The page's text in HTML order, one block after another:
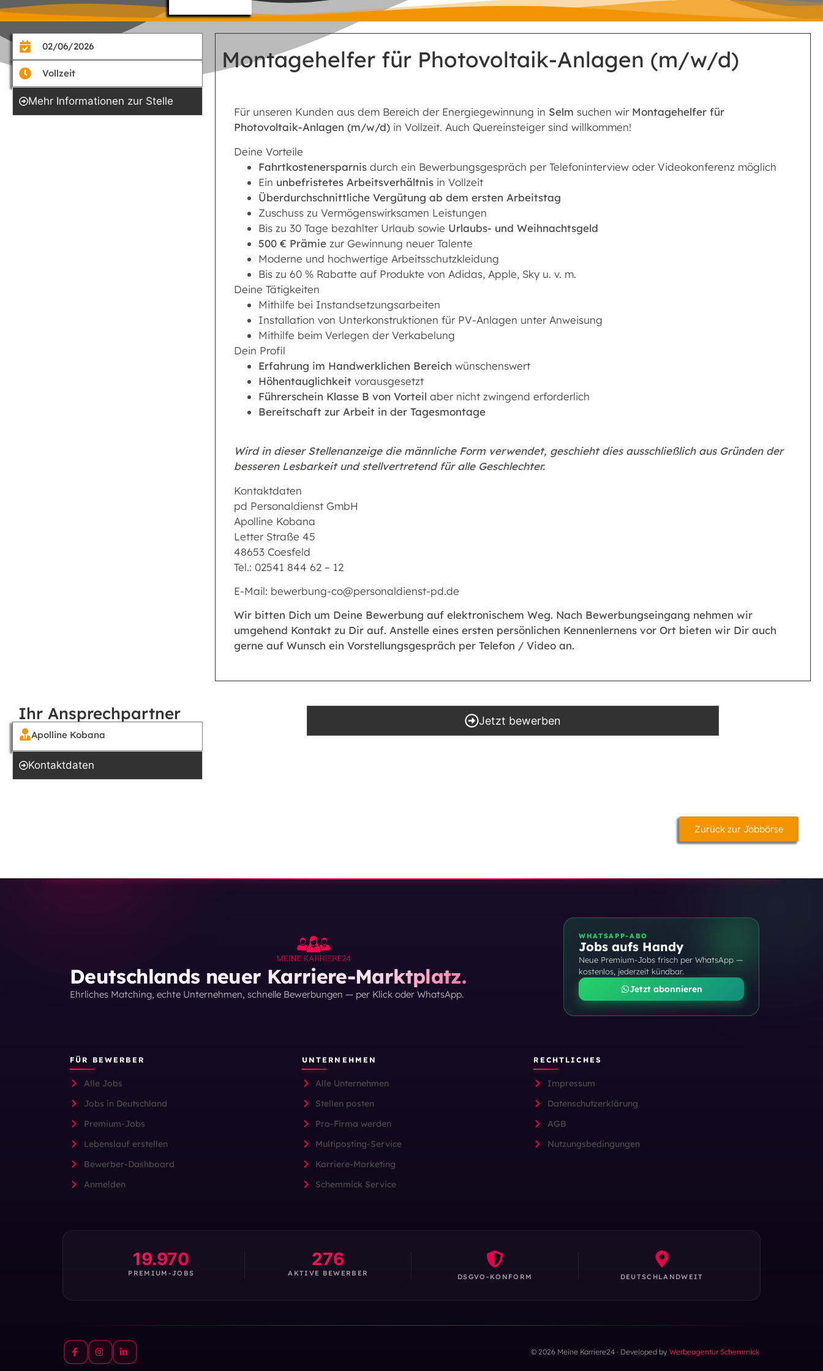
02/06/2026
Vollzeit
Mehr Informationen zur Stelle
Montagehelfer für Photovoltaik-Anlagen (m/w/d)
Für unseren Kunden aus dem Bereich der Energiegewinnung in Selm suchen wir Montagehelfer für
Photovoltaik-Anlagen (m/w/d) in Vollzeit. Auch Quereinsteiger sind willkommen!
Deine Vorteile
Fahrtkostenersparnis durch ein Bewerbungsgespräch per Telefoninterview oder Videokonferenz möglich
Ein unbefristetes Arbeitsverhältnis in Vollzeit
Überdurchschnittliche Vergütung ab dem ersten Arbeitstag
Zuschuss zu Vermögenswirksamen Leistungen
Bis zu 30 Tage bezahlter Urlaub sowie Urlaubs- und Weihnachtsgeld
500 € Prämie zur Gewinnung neuer Talente
Moderne und hochwertige Arbeitsschutzkleidung
Bis zu 60 % Rabatte auf Produkte von Adidas, Apple, Sky u. v. m.
Deine Tätigkeiten
Mithilfe bei Instandsetzungsarbeiten
Installation von Unterkonstruktionen für PV-Anlagen unter Anweisung
Mithilfe beim Verlegen der Verkabelung
Dein Profil
Erfahrung im Handwerklichen Bereich wünschenswert
Höhentauglichkeit vorausgesetzt
Führerschein Klasse B von Vorteil aber nicht zwingend erforderlich
Bereitschaft zur Arbeit in der Tagesmontage
Wird in dieser Stellenanzeige die männliche Form verwendet, geschieht dies ausschließlich aus Gründen der
besseren Lesbarkeit und stellvertretend für alle Geschlechter.
Kontaktdaten
pd Personaldienst GmbH
Apolline Kobana
Letter Straße 45
48653 Coesfeld
Tel.: 02541 844 62 – 12
E-Mail: bewerbung-co@personaldienst-pd.de
Wir bitten Dich um Deine Bewerbung auf elektronischem Weg. Nach Bewerbungseingang nehmen wir
umgehend Kontakt zu Dir auf. Anstelle eines ersten persönlichen Kennenlernens vor Ort bieten wir Dir auch
gerne auf Wunsch ein Vorstellungsgespräch per Telefon / Video an.
Ihr Ansprechpartner
Apolline Kobana
Kontakt­daten
Jetzt bewerben
Zurück zur Jobbörse
Deutschlands neuer Karriere-Marktplatz.
Ehrliches Matching, echte Unternehmen, schnelle Bewerbungen — per Klick oder WhatsApp.
WHATSAPP-ABO
Jobs aufs Handy
Neue Premium-Jobs frisch per WhatsApp —
kostenlos, jederzeit kündbar.
Jetzt abonnieren
FÜR BEWERBER
Alle Jobs
Jobs in Deutschland
Premium-Jobs
Lebenslauf erstellen
Bewerber-Dashboard
Anmelden
UNTERNEHMEN
Alle Unternehmen
Stellen posten
Pro-Firma werden
Multiposting-Service
Karriere-Marketing
Schemmick Service
RECHTLICHES
Impressum
Datenschutzerklärung
AGB
Nutzungsbedingungen
19.970
PREMIUM-JOBS
276
AKTIVE BEWERBER DSGVO-KONFORM DEUTSCHLANDWEIT
© 2026 Meine Karriere24 · Developed by Werbeagentur Schemmick